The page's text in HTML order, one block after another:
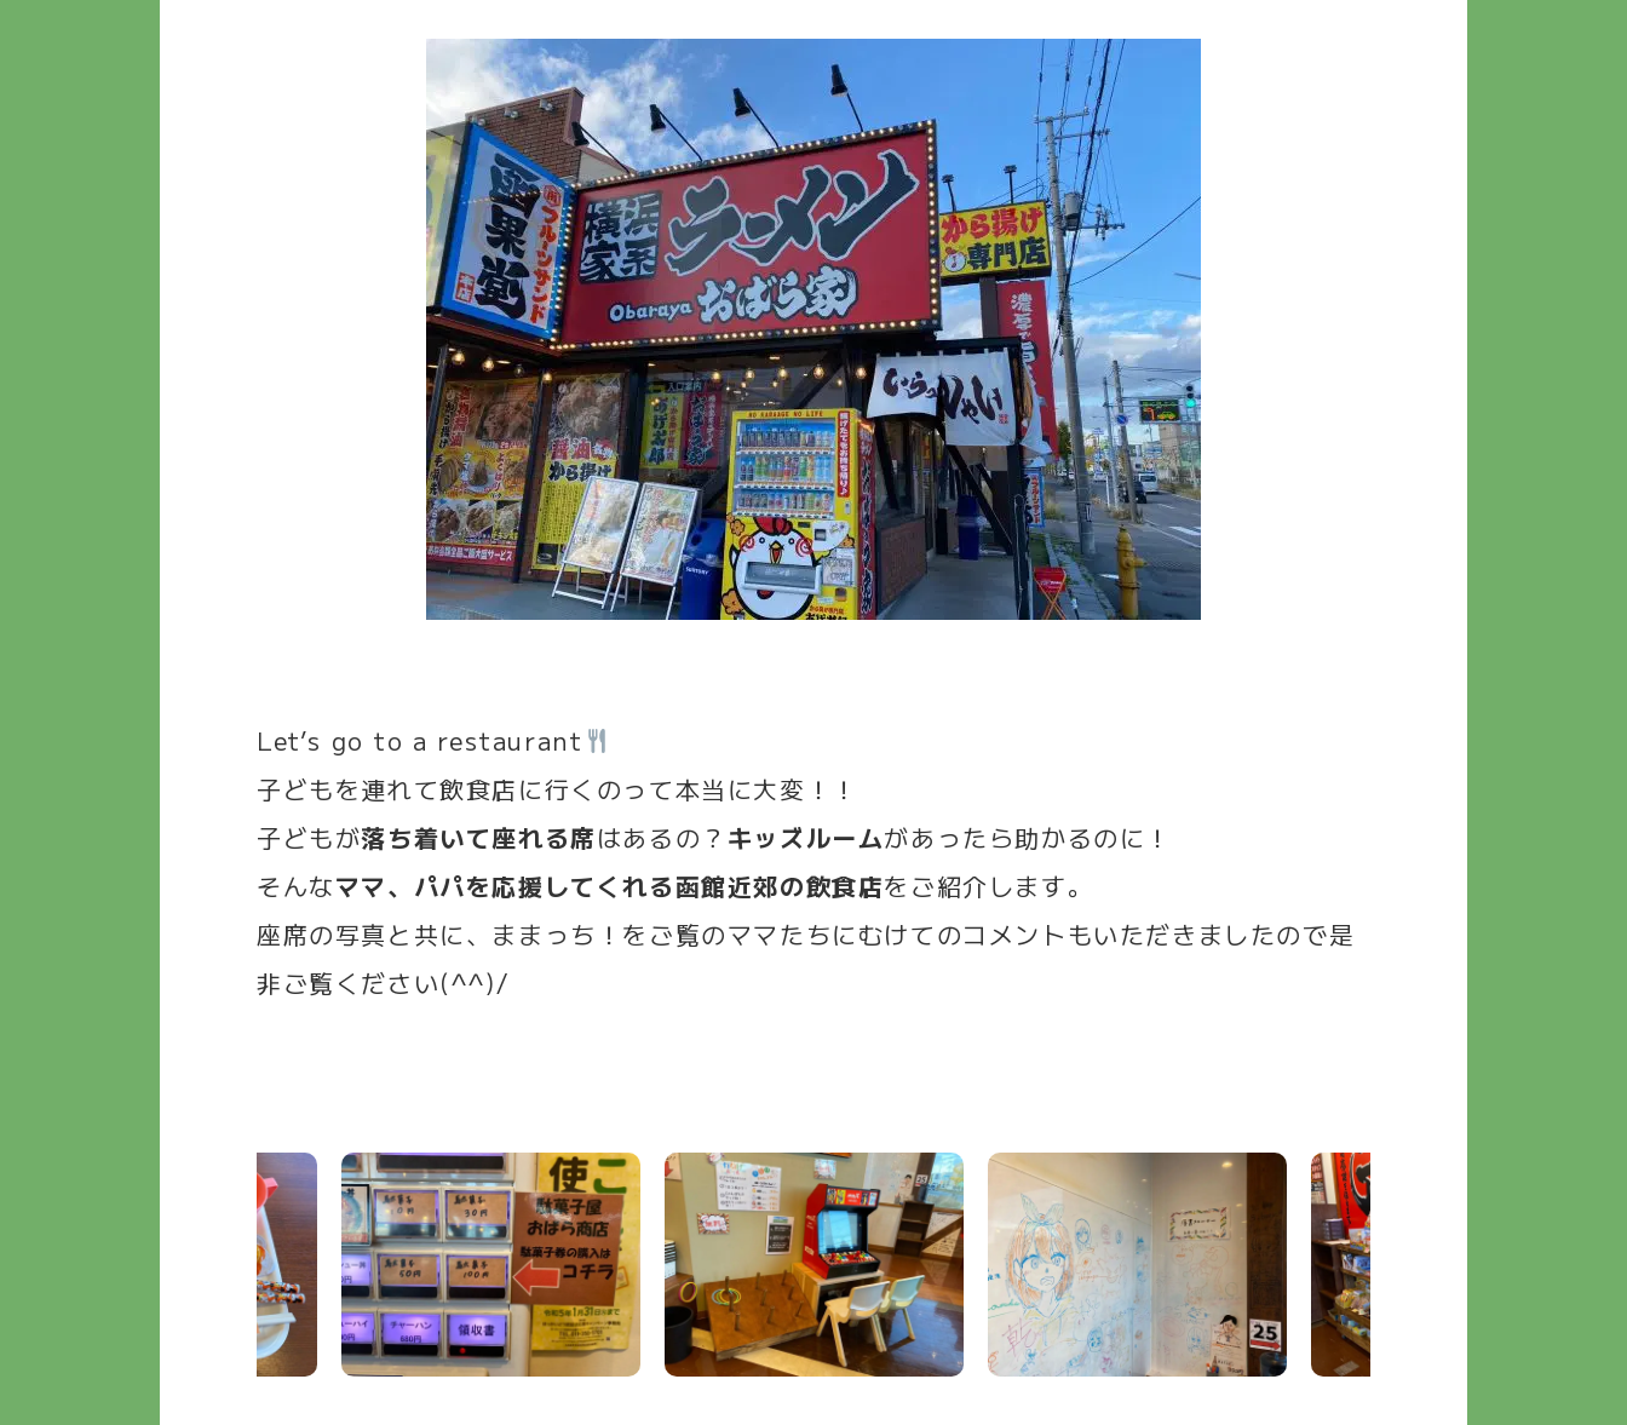
Let’s go to a restaurant
子どもを連れて飲食店に行くのって本当に大変！！
子どもが落ち着いて座れる席はあるの？ キッズルームがあったら助かるのに！
そんなママ、パパを応援してくれる函館近郊の飲食店をご紹介します。
座席の写真と共に、ままっち！をご覧のママたちにむけてのコメントもいただきましたので是
非ご覧ください(^^)/